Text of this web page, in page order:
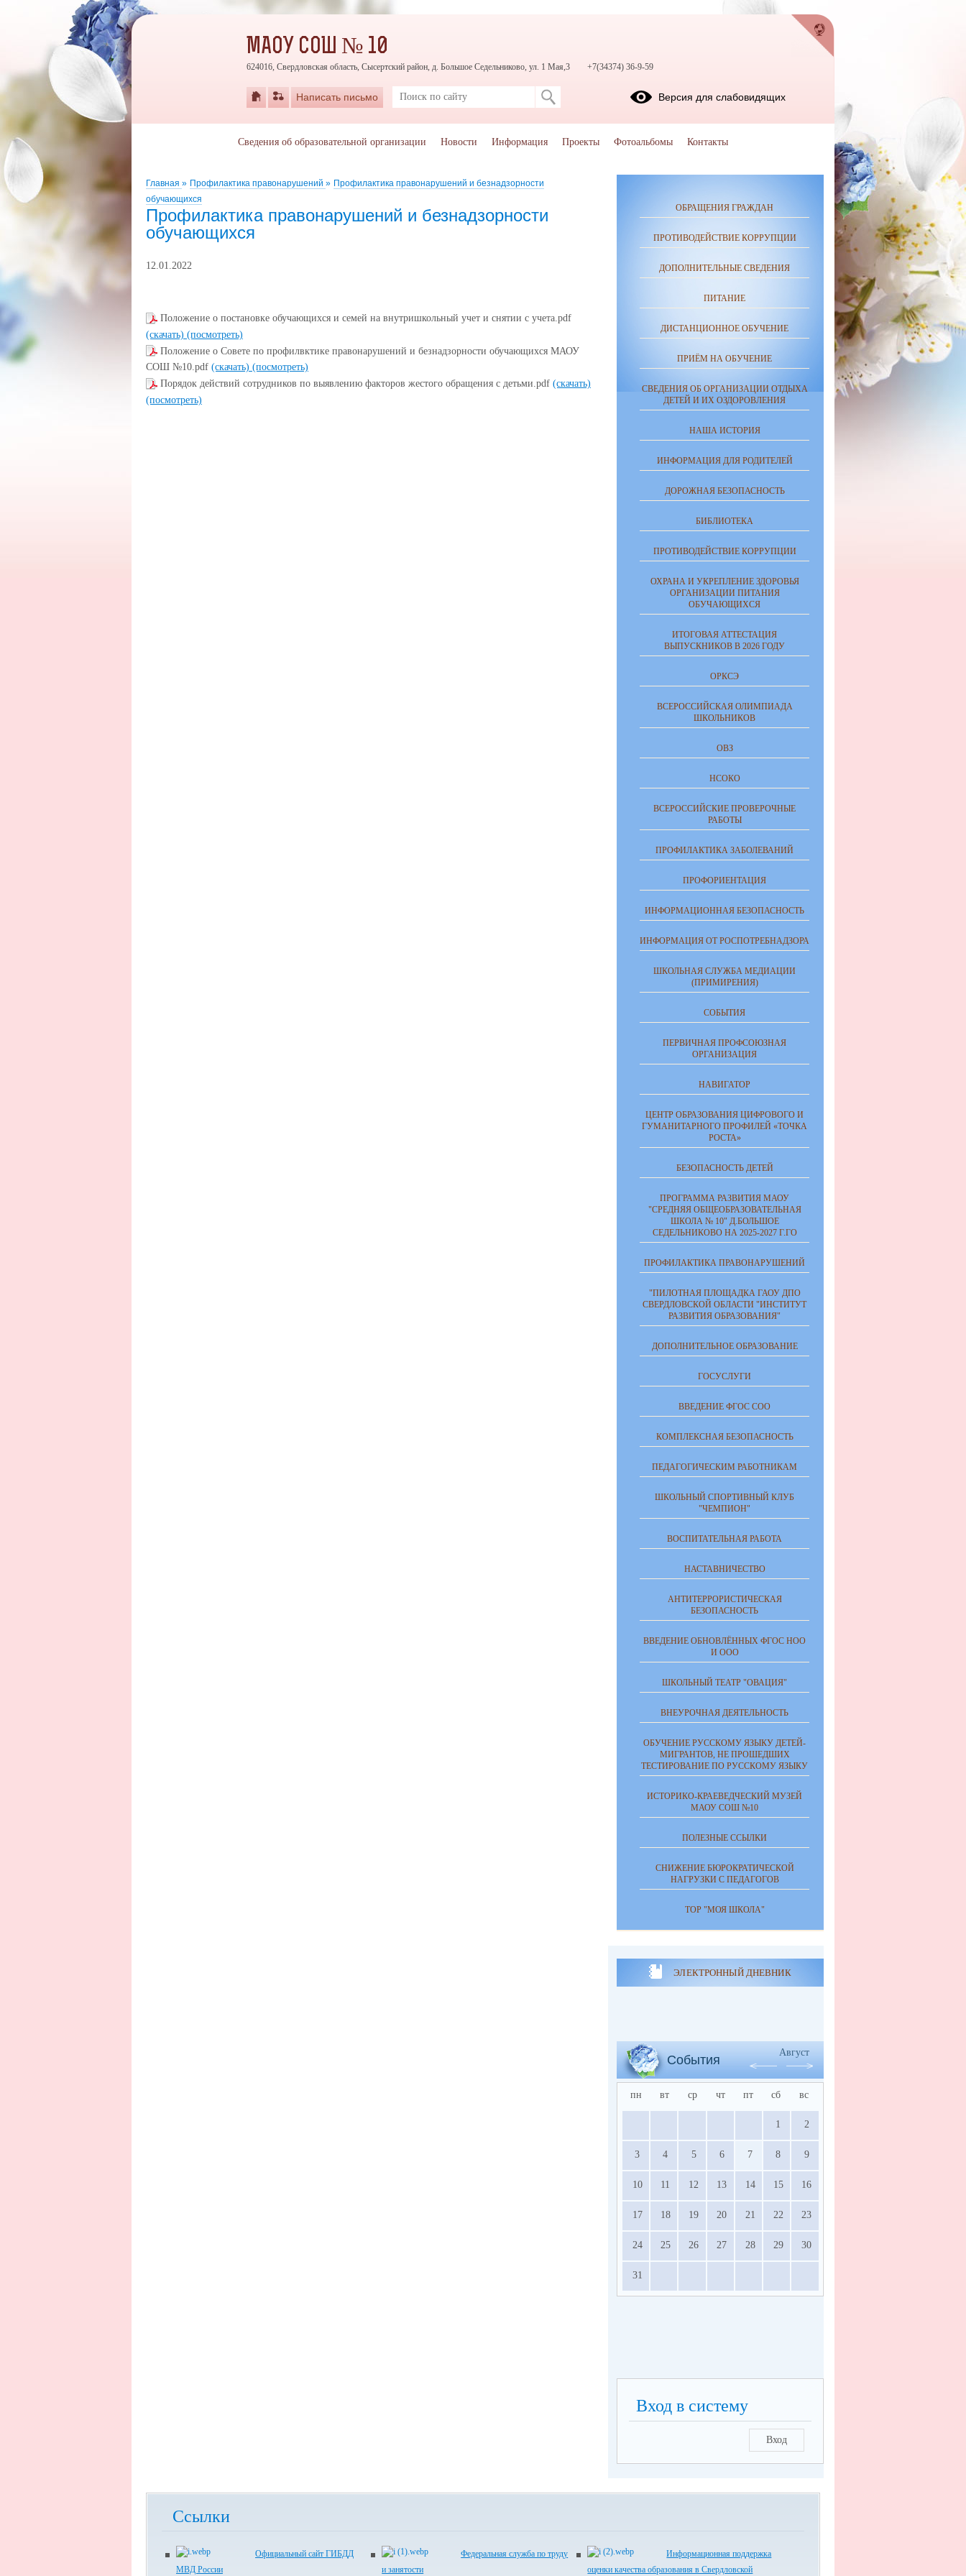
Главная » Профилактика правонарушений » Профилактика правонарушений и безнадзорности
обучающихся
Профилактика правонарушений и безнадзорности
обучающихся
12.01.2022
Положение о постановке обучающихся и семей на внутришкольный учет и снятии с учета.pdf
(скачать) (посмотреть)
Положение о Совете по профилвктике правонарушений и безнадзорности обучающихся МАОУ
СОШ №10.pdf (скачать) (посмотреть)
Порядок действий сотрудников по выявлению факторов жестого обращения с детьми.pdf (скачать)
(посмотреть)
ОБРАЩЕНИЯ ГРАЖДАН
ПРОТИВОДЕЙСТВИЕ КОРРУПЦИИ
ДОПОЛНИТЕЛЬНЫЕ СВЕДЕНИЯ
ПИТАНИЕ
ДИСТАНЦИОННОЕ ОБУЧЕНИЕ
ПРИЁМ НА ОБУЧЕНИЕ
СВЕДЕНИЯ ОБ ОРГАНИЗАЦИИ ОТДЫХА
ДЕТЕЙ И ИХ ОЗДОРОВЛЕНИЯ
НАША ИСТОРИЯ
ИНФОРМАЦИЯ ДЛЯ РОДИТЕЛЕЙ
ДОРОЖНАЯ БЕЗОПАСНОСТЬ
БИБЛИОТЕКА
ПРОТИВОДЕЙСТВИЕ КОРРУПЦИИ
ОХРАНА И УКРЕПЛЕНИЕ ЗДОРОВЬЯ
ОРГАНИЗАЦИИ ПИТАНИЯ
ОБУЧАЮЩИХСЯ
ИТОГОВАЯ АТТЕСТАЦИЯ
ВЫПУСКНИКОВ В 2026 ГОДУ
ОРКСЭ
ВСЕРОССИЙСКАЯ ОЛИМПИАДА
ШКОЛЬНИКОВ
ОВЗ
НСОКО
ВСЕРОССИЙСКИЕ ПРОВЕРОЧНЫЕ
РАБОТЫ
ПРОФИЛАКТИКА ЗАБОЛЕВАНИЙ
ПРОФОРИЕНТАЦИЯ
ИНФОРМАЦИОННАЯ БЕЗОПАСНОСТЬ
ИНФОРМАЦИЯ ОТ РОСПОТРЕБНАДЗОРА
ШКОЛЬНАЯ СЛУЖБА МЕДИАЦИИ
(ПРИМИРЕНИЯ)
СОБЫТИЯ
ПЕРВИЧНАЯ ПРОФСОЮЗНАЯ
ОРГАНИЗАЦИЯ
НАВИГАТОР
ЦЕНТР ОБРАЗОВАНИЯ ЦИФРОВОГО И
ГУМАНИТАРНОГО ПРОФИЛЕЙ «ТОЧКА
РОСТА»
БЕЗОПАСНОСТЬ ДЕТЕЙ
ПРОГРАММА РАЗВИТИЯ МАОУ
"СРЕДНЯЯ ОБЩЕОБРАЗОВАТЕЛЬНАЯ
ШКОЛА № 10" Д.БОЛЬШОЕ
СЕДЕЛЬНИКОВО НА 2025-2027 Г.ГО
ПРОФИЛАКТИКА ПРАВОНАРУШЕНИЙ
"ПИЛОТНАЯ ПЛОЩАДКА ГАОУ ДПО
СВЕРДЛОВСКОЙ ОБЛАСТИ "ИНСТИТУТ
РАЗВИТИЯ ОБРАЗОВАНИЯ"
ДОПОЛНИТЕЛЬНОЕ ОБРАЗОВАНИЕ
ГОСУСЛУГИ
ВВЕДЕНИЕ ФГОС СОО
КОМПЛЕКСНАЯ БЕЗОПАСНОСТЬ
ПЕДАГОГИЧЕСКИМ РАБОТНИКАМ
ШКОЛЬНЫЙ СПОРТИВНЫЙ КЛУБ
"ЧЕМПИОН"
ВОСПИТАТЕЛЬНАЯ РАБОТА
НАСТАВНИЧЕСТВО
АНТИТЕРРОРИСТИЧЕСКАЯ
БЕЗОПАСНОСТЬ
ВВЕДЕНИЕ ОБНОВЛЁННЫХ ФГОС НОО
И ООО
ШКОЛЬНЫЙ ТЕАТР "ОВАЦИЯ"
ВНЕУРОЧНАЯ ДЕЯТЕЛЬНОСТЬ
ОБУЧЕНИЕ РУССКОМУ ЯЗЫКУ ДЕТЕЙ-
МИГРАНТОВ, НЕ ПРОШЕДШИХ
ТЕСТИРОВАНИЕ ПО РУССКОМУ ЯЗЫКУ
ИСТОРИКО-КРАЕВЕДЧЕСКИЙ МУЗЕЙ
МАОУ СОШ №10
ПОЛЕЗНЫЕ ССЫЛКИ
СНИЖЕНИЕ БЮРОКРАТИЧЕСКОЙ
НАГРУЗКИ С ПЕДАГОГОВ
ТОР "МОЯ ШКОЛА"
ЭЛЕКТРОННЫЙ ДНЕВНИК
События
Август
пн вт ср чт пт сб вс
1 2
3 4 5 6 7 8 9
10 11 12 13 14 15 16
17 18 19 20 21 22 23
24 25 26 27 28 29 30
31
Вход в систему
Вход
Ссылки
Официальный сайт ГИБДД
МВД России
Федеральная служба по труду
и занятости
Информационная поддержка
оценки качества образования в Свердловской
МАОУ СОШ № 10
624016, Свердловская область, Сысертский район, д. Большое Седельниково, ул. 1 Мая,3 +7(34374) 36-9-59
Написать письмо Версия для слабовидящих
Сведения об образовательной организации Новости Информация Проекты Фотоальбомы Контакты